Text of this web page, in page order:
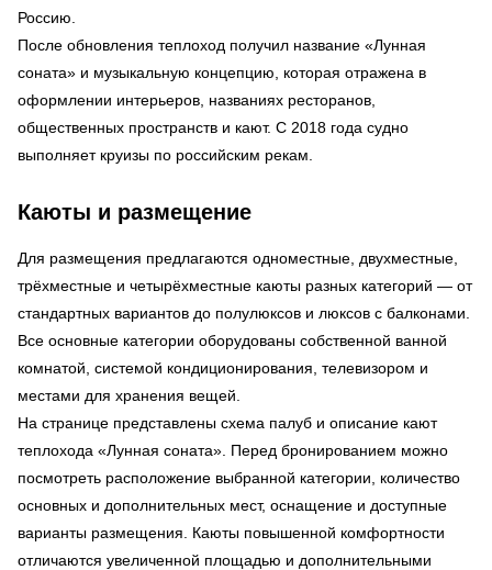
Россию.
После обновления теплоход получил название «Лунная
соната» и музыкальную концепцию, которая отражена в
оформлении интерьеров, названиях ресторанов,
общественных пространств и кают. С 2018 года судно
выполняет круизы по российским рекам.
Каюты и размещение
Для размещения предлагаются одноместные, двухместные,
трёхместные и четырёхместные каюты разных категорий — от
стандартных вариантов до полулюксов и люксов с балконами.
Все основные категории оборудованы собственной ванной
комнатой, системой кондиционирования, телевизором и
местами для хранения вещей.
На странице представлены схема палуб и описание кают
теплохода «Лунная соната». Перед бронированием можно
посмотреть расположение выбранной категории, количество
основных и дополнительных мест, оснащение и доступные
варианты размещения. Каюты повышенной комфортности
отличаются увеличенной площадью и дополнительными